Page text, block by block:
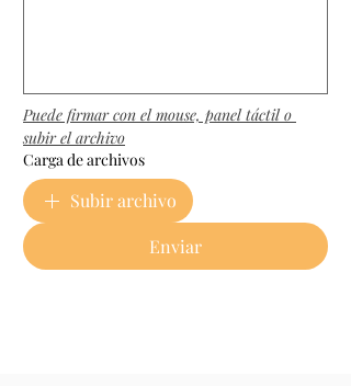
Puede firmar con el mouse, panel táctil o
subir el archivo
Carga de archivos
Subir archivo
Enviar